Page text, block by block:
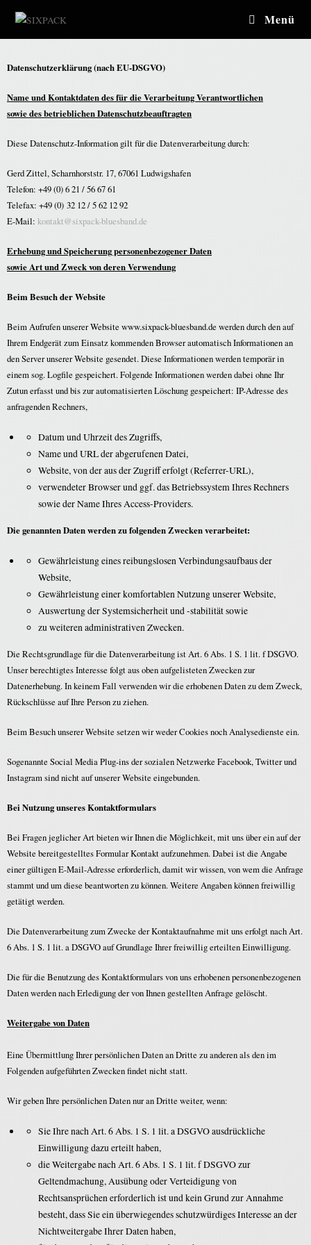
Menü
Datenschutzerklärung(nach EU-DSGVO)
Name und Kontaktdaten des für die Verarbeitung Verantwortlichen
sowie des betrieblichen Datenschutzbeauftragten
Diese Datenschutz-Information gilt für die Datenverarbeitung durch:
Gerd Zittel, Scharnhorststr. 17, 67061 Ludwigshafen
Telefon: +49 (0) 6 21 / 56 67 61
Telefax: +49 (0) 32 12 / 5 62 12 92
E-Mail: kontakt@sixpack-bluesband.de
Erhebung und Speicherung personenbezogener Daten
sowie Art und Zweck von deren Verwendung
Beim Besuch der Website
Beim Aufrufen unserer Website www.sixpack-bluesband.de werden durch den auf
Ihrem Endgerät zum Einsatz kommenden Browser automatisch Informationen an
den Server unserer Website gesendet. Diese Informationen werden temporär in
einem sog. Logfile gespeichert. Folgende Informationen werden dabei ohne Ihr
Zutun erfasst und bis zur automatisierten Löschung gespeichert: IP-Adresse des
anfragenden Rechners,
Datum und Uhrzeit des Zugriffs,
Name und URL der abgerufenen Datei,
Website, von der aus der Zugriff erfolgt (Referrer-URL),
verwendeter Browser und ggf. das Betriebssystem Ihres Rechners
sowie der Name Ihres Access-Providers.
Die genannten Daten werden zu folgenden Zwecken verarbeitet:
Gewährleistung eines reibungslosen Verbindungsaufbaus der
Website,
Gewährleistung einer komfortablen Nutzung unserer Website,
Auswertung der Systemsicherheit und -stabilität sowie
zu weiteren administrativen Zwecken.
Die Rechtsgrundlage für die Datenverarbeitung ist Art. 6 Abs. 1 S. 1 lit. f DSGVO.
Unser berechtigtes Interesse folgt aus oben aufgelisteten Zwecken zur
Datenerhebung. In keinem Fall verwenden wir die erhobenen Daten zu dem Zweck,
Rückschlüsse auf Ihre Person zu ziehen.
Beim Besuch unserer Website setzen wir weder Cookies noch Analysedienste ein.
Sogenannte Social Media Plug-ins der sozialen Netzwerke Facebook, Twitter und
Instagram sind nicht auf unserer Website eingebunden.
Bei Nutzung unseres Kontaktformulars
Bei Fragen jeglicher Art bieten wir Ihnen die Möglichkeit, mit uns über ein auf der
Website bereitgestelltes Formular Kontakt aufzunehmen. Dabei ist die Angabe
einer gültigen E-Mail-Adresse erforderlich, damit wir wissen, von wem die Anfrage
stammt und um diese beantworten zu können. Weitere Angaben können freiwillig
getätigt werden.
Die Datenverarbeitung zum Zwecke der Kontaktaufnahme mit uns erfolgt nach Art.
6 Abs. 1 S. 1 lit. a DSGVO auf Grundlage Ihrer freiwillig erteilten Einwilligung.
Die für die Benutzung des Kontaktformulars von uns erhobenen personenbezogenen
Daten werden nach Erledigung der von Ihnen gestellten Anfrage gelöscht.
Weitergabe von Daten
Eine Übermittlung Ihrer persönlichen Daten an Dritte zu anderen als den im
Folgenden aufgeführten Zwecken findet nicht statt.
Wir geben Ihre persönlichen Daten nur an Dritte weiter, wenn:
Sie Ihre nach Art. 6 Abs. 1 S. 1 lit. a DSGVO ausdrückliche
Einwilligung dazu erteilt haben,
die Weitergabe nach Art. 6 Abs. 1 S. 1 lit. f DSGVO zur
Geltendmachung, Ausübung oder Verteidigung von
Rechtsansprüchen erforderlich ist und kein Grund zur Annahme
besteht, dass Sie ein überwiegendes schutzwürdiges Interesse an der
Nichtweitergabe Ihrer Daten haben,